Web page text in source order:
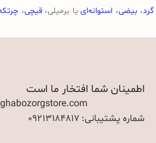
گرد، بیضی، استوانه‌اییا برمیلی،قیچی،
اطمینان شما افتخار ما است
شماره پشتیبانی: 09213184817